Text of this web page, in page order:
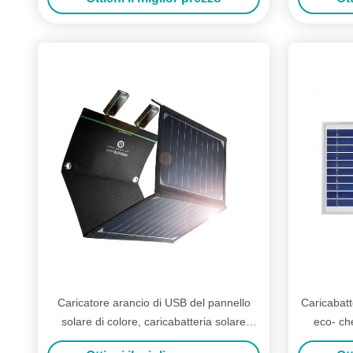
Caricatore arancio di USB del pannello
solare di colore, caricabatteria solare
impermeabile portatile
eco-